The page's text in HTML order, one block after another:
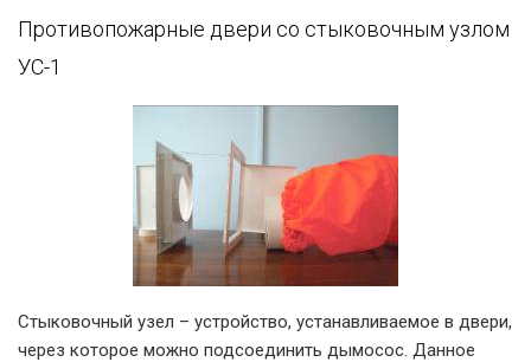
Противопожарные двери со стыковочным узлом
УС-1
Стыковочный узел – устройство, устанавливаемое в двери,
через которое можно подсоединить дымосос. Данное